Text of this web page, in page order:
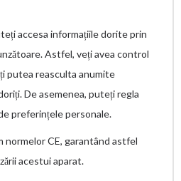
accesa informațiile dorite prin
Astfel, veți avea control
putea reasculta anumite
De asemenea, puteți regla
preferințele personale.
normelor CE, garantând astfel
acestui aparat.